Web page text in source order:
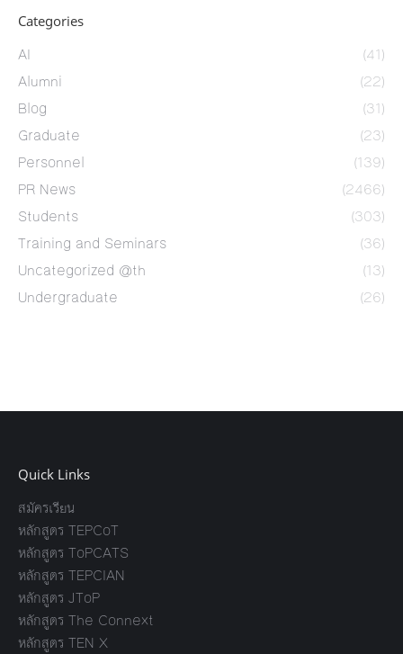
Categories
AI
(41)
Alumni
(22)
Blog
(31)
Graduate
(23)
Personnel
(139)
PR News
(2466)
Students
(303)
Training and Seminars
(36)
Uncategorized @th
(13)
Undergraduate
(26)
Quick Links
สมัครเรียน
หลักสูตร TEPCoT
หลักสูตร ToPCATS
หลักสูตร TEPCIAN
หลักสูตร JToP
หลักสูตร The Connext
หลักสูตร TEN X